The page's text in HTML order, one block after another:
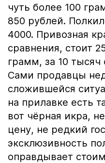
чуть более 100
850 рублей.
4000. Привозная
сравнения, стоит
грамм, за 10
Сами продавцы
сложившейся
на прилавке есть
вот чёрная икра,
цену, не редкий
эксклюзивность
оправдывает